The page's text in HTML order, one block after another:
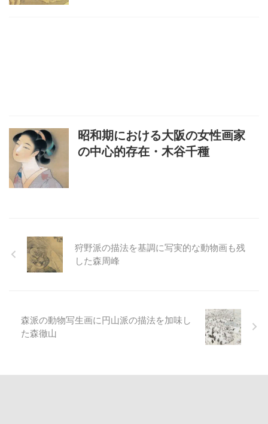
昭和期における大阪の女性画家
の中心的存在・木谷千種
狩野派の描法を基調に写実的な動物画も残
した森周峰
森派の動物写生画に円山派の描法を加味し
た森徹山